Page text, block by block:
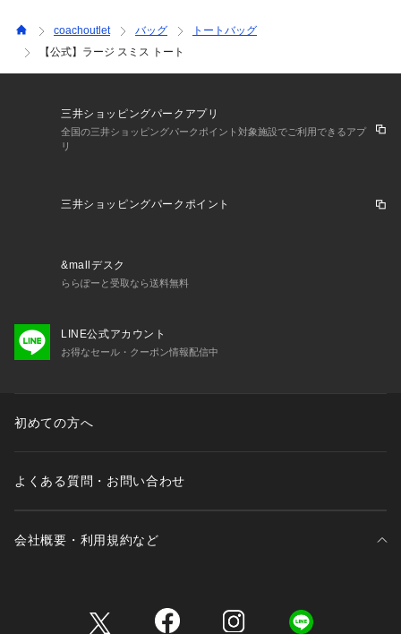
coachoutlet バッグ
トートバッグ
【公式】ラージ スミス トート
三井ショッピングパークアプリ
全国の三井ショッピングパークポイント対象施設でご利用できるアプ
リ
三井ショッピングパークポイント
&mallデスク
ららぽーと受取なら送料無料
LINE公式アカウント
お得なセール・クーポン情報配信中
初めての方へ
よくある質問・お問い合わせ
会社概要・利用規約など